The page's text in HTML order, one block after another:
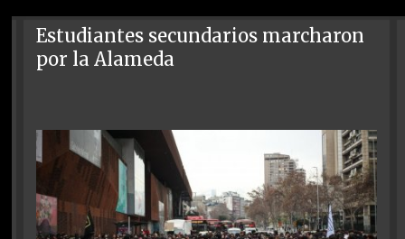
Estudiantes secundarios marcharon
por la Alameda